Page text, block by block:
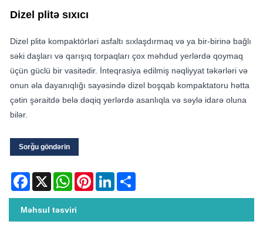
Dizel plitə sıxıcı
Dizel plitə kompaktörləri asfaltı sıxlaşdırmaq və ya bir-birinə bağlı
səki daşları və qarışıq torpaqları çox məhdud yerlərdə qoymaq
üçün güclü bir vasitədir. İnteqrasiya edilmiş nəqliyyat təkərləri və
onun əla dayanıqlığı sayəsində dizel boşqab kompaktatoru hətta
çətin şəraitdə belə dəqiq yerlərdə asanlıqla və səylə idarə oluna
bilər.
Sorğu göndərin
Facebook
X WhatsAppPinterestLinkedIn
Məhsul təsviri